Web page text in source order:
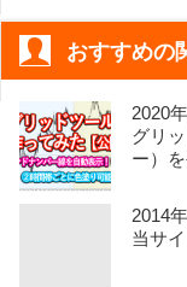
おすすめの
2020
グリ
ー）
2014
当サ